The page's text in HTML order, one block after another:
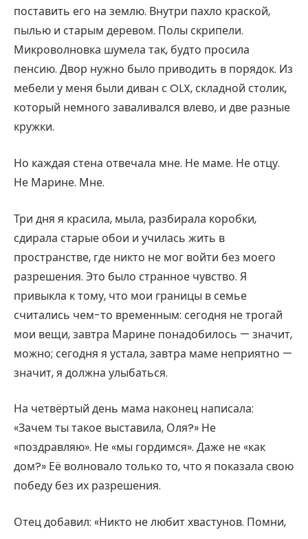
поставить его на землю. Внутри пахло краской,
пылью и старым деревом. Полы скрипели.
Микроволновка шумела так, будто просила
пенсию. Двор нужно было приводить в порядок. Из
мебели у меня были диван с OLX, складной столик,
который немного заваливался влево, и две разные
кружки.
Но каждая стена отвечала мне. Не маме. Не отцу.
Не Марине. Мне.
Три дня я красила, мыла, разбирала коробки,
сдирала старые обои и училась жить в
пространстве, где никто не мог войти без моего
разрешения. Это было странное чувство. Я
привыкла к тому, что мои границы в семье
считались чем-то временным: сегодня не трогай
мои вещи, завтра Марине понадобилось — значит,
можно; сегодня я устала, завтра маме неприятно —
значит, я должна улыбаться.
На четвёртый день мама наконец написала:
«Зачем ты такое выставила, Оля?» Не
«поздравляю». Не «мы гордимся». Даже не «как
дом?» Её волновало только то, что я показала свою
победу без их разрешения.
Отец добавил: «Никто не любит хвастунов. Помни,